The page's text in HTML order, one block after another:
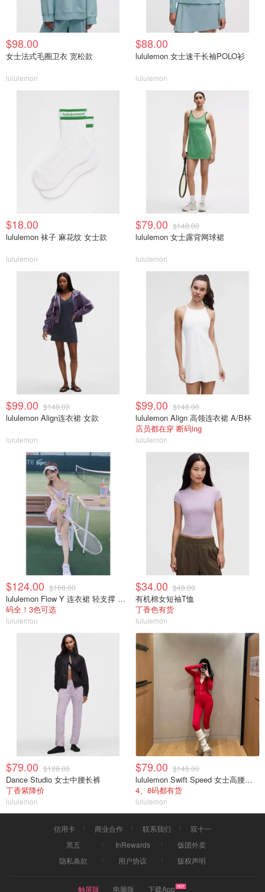
$98.00
女士法式毛圈卫衣 宽松款
lululemon
$88.00
lululemon 女士速干长袖POLO衫
lululemon
$18.00
lululemon 袜子 麻花纹 女士款
lululemon
$79.00 $148.00
lululemon 女士露背网球裙
lululemon
$99.00 $148.00
lululemon Align连衣裙 女款
lululemon
$99.00 $148.00
lululemon Align 高领连衣裙 A/B杯
店员都在穿 断码ing
lululemon
$124.00 $168.00
lululemon Flow Y 连衣裙 轻支撑 B/C杯
码全！3色可选
lululemon
$34.00 $48.00
有机棉女短袖T恤
丁香色有货
lululemon
$79.00 $128.00
Dance Studio 女士中腰长裤
丁香紫降价
lululemon
$79.00 $148.00
lululemon Swift Speed 女士高腰紧身裤
4、8码都有货
lululemon
信用卡 商业合作 联系我们
双十一
黑五
InRewards
饭团外卖
隐私条款
用户协议 版权声明
触屏版 电脑版 下载App